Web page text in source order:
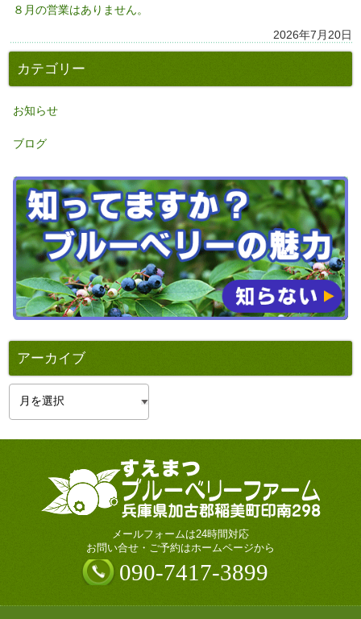
８月の営業はありません。
2026年7月20日
カテゴリー
お知らせ
ブログ
アーカイブ
イ
メールフォームは24時間対応
お問い合せ・ご予約はホームページから
090-7417-3899